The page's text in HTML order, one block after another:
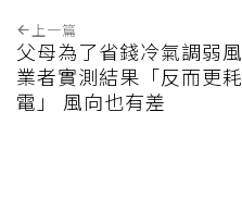
上一篇
父母為了省錢冷氣調弱風
業者實測結果「反而更耗
電」 風向也有差